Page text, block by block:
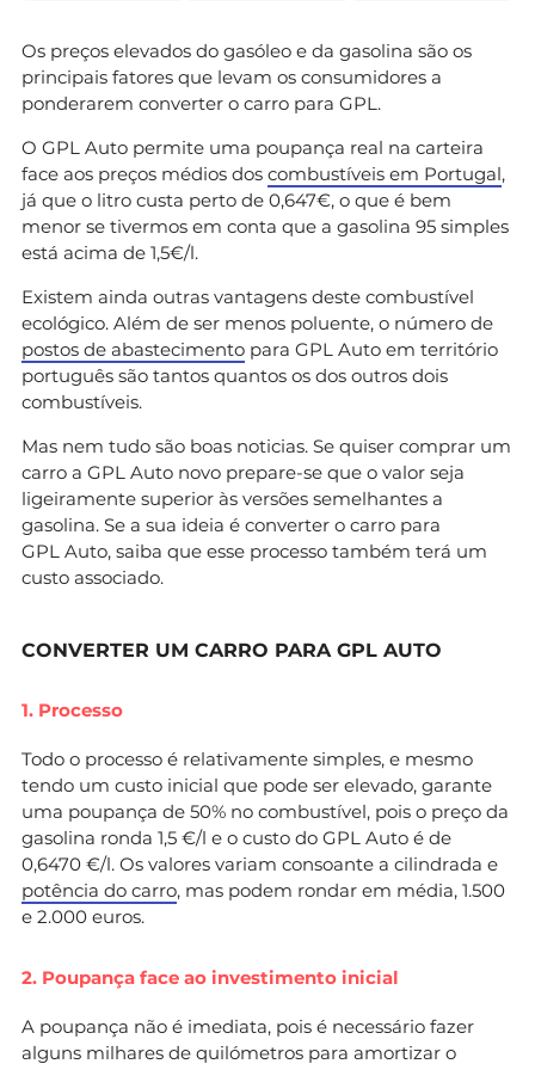
Os preços elevados do gasóleo e da gasolina são os
principais fatores que levam os consumidores a
ponderarem converter o carro para GPL.
O GPL Auto permite uma poupança real na carteira
face aos preços médios dos combustíveis em Portugal,
já que o litro custa perto de 0,647€, o que é bem
menor se tivermos em conta que a gasolina 95 simples
está acima de 1,5€/l.
Existem ainda outras vantagens deste combustível
ecológico. Além de ser menos poluente, o número de
postos de abastecimento para GPL Auto em território
português são tantos quantos os dos outros dois
combustíveis.
Mas nem tudo são boas noticias. Se quiser comprar um
carro a GPL Auto novo prepare-se que o valor seja
ligeiramente superior às versões semelhantes a
gasolina. Se a sua ideia é converter o carro para
GPL Auto, saiba que esse processo também terá um
custo associado.
CONVERTER UM CARRO PARA GPL AUTO
1. Processo
Todo o processo é relativamente simples, e mesmo
tendo um custo inicial que pode ser elevado, garante
uma poupança de 50% no combustível, pois o preço da
gasolina ronda 1,5 €/l e o custo do GPL Auto é de
0,6470 €/l. Os valores variam consoante a cilindrada e
potência do carro, mas podem rondar em média, 1.500
e 2.000 euros.
2. Poupança face ao investimento inicial
A poupança não é imediata, pois é necessário fazer
alguns milhares de quilómetros para amortizar o